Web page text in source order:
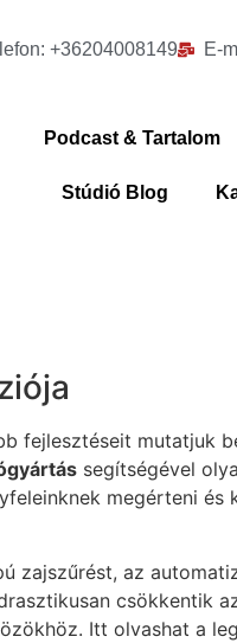
+36204008149 E-
Podcast & Tartalom
Stúdió Blog
mutatjuk
segítségével
megérteni és
zajszűrést, az
csökkentik
Itt olvashat a